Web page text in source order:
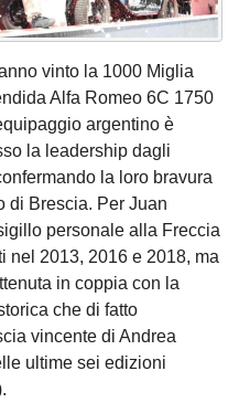
vinto la 1000 Miglia
Alfa Romeo 6C 1750
argentino è
la leadership dagli
la loro bravura
di Brescia. Per Juan
personale alla Freccia
nel 2013, 2016 e 2018, ma
in coppia con la
che di fatto
vincente di Andrea
ultime sei edizioni